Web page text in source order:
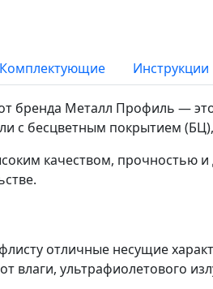
Комплектующие Инструкции
бренда Металл Профиль —
с бесцветным покрытием
качеством,
отличные несущие
ультрафиолетового